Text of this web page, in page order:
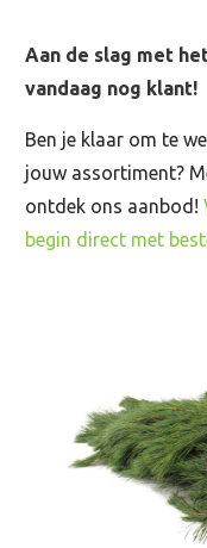
Aan de slag met
vandaag nog klant!
Ben je klaar om te
jouw assortiment?
ontdek ons aanbod!
begin direct met